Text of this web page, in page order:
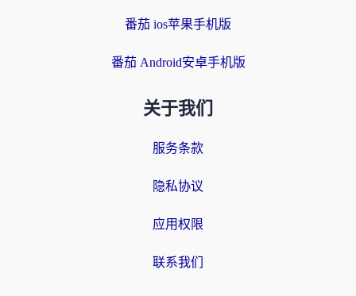
番茄 ios苹果手机版
番茄 Android安卓手机版
关于我们
服务条款
隐私协议
应用权限
联系我们